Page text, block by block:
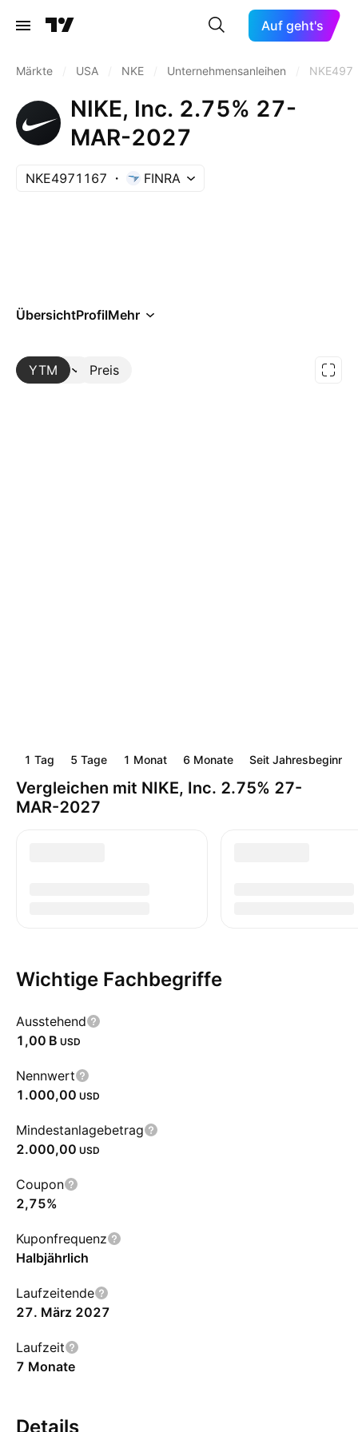
Auf geht's
Märkte USA NKE Unternehmensanleihen
NIKE, Inc. 2.75% 27-
MAR-2027
NKE4971167 FINRA
ÜbersichtProfilMehr
YTM Preis
Mehr
1 Tag 5 Tage 1 Monat 6 Monate Seit Jahresbeginn
Vergleichen mit NIKE, Inc. 2.75% 27-
MAR-2027
Wichtige Fachbegriffe
Ausstehend
‪1,00 B‬ USD
Nennwert
1.000,00 USD
Mindestanlagebetrag
2.000,00 USD
Coupon
2,75%
Kuponfrequenz
Halbjährlich
Laufzeitende
27. März 2027
Laufzeit
7 Monate
Details